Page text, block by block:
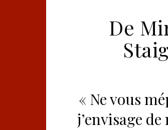
De
« Ne vous
j’envisage